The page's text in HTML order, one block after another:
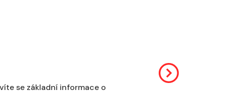
se základní informace o